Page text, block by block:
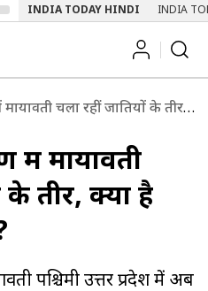
INDIA TODAY HINDI INDIA
चला रहीं जातियों के तीर, क्या है बसपा का गणित?
में मायावती
के तीर, क्या है
पश्चिमी उत्तर प्रदेश में अब